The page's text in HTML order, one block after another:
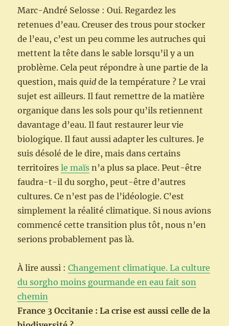
Marc-André Selosse : Oui. Regardez les
retenues d’eau. Creuser des trous pour stocker
de l’eau, c’est un peu comme les autruches qui
mettent la tête dans le sable lorsqu’il y a un
problème. Cela peut répondre à une partie de la
question, maisquid de la température ? Le vrai
sujet est ailleurs. Il faut remettre de la matière
organique dans les sols pour qu’ils retiennent
davantage d’eau. Il faut restaurer leur vie
biologique. Il faut aussi adapter les cultures. Je
suis désolé de le dire, mais dans certains
territoiresle maïs n’a plus sa place. Peut-être
faudra-t-il du sorgho, peut-être d’autres
cultures. Ce n’est pas de l’idéologie. C’est
simplement la réalité climatique. Si nous avions
commencé cette transition plus tôt, nous n’en
serions probablement pas là.
À lire aussi : Changement climatique. La culture
du sorgho moins gourmande en eau fait son
chemin
France 3 Occitanie : La crise est aussi celle de la